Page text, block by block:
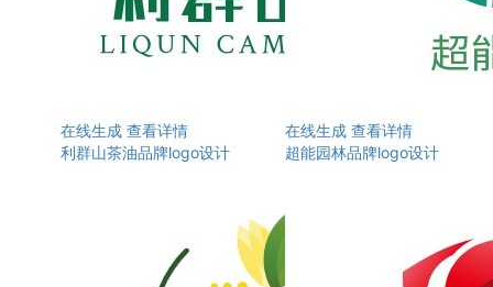
在线生成 查看详情
利群山茶油品牌logo设计
在线生成 查看详情
超能园林品牌logo设计